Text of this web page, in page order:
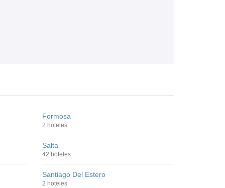
Formosa
2 hoteles
Salta
42 hoteles
Santiago Del Estero
2 hoteles